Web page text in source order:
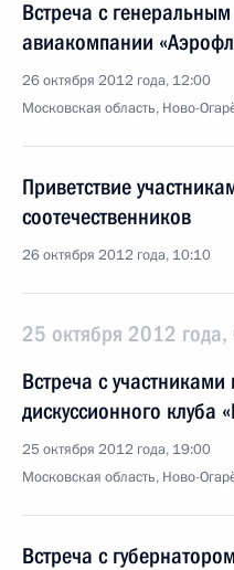
Встреча с
авиакомпании
26 октября 2012 года, 12:00
Московская область, Ново-
Приветствие
соотечественников
26 октября 2012 года, 10:10
25 октября 2012 года,
Встреча с
дискуссионного клуба
25 октября 2012 года, 19:00
Московская область, Ново-
Встреча с